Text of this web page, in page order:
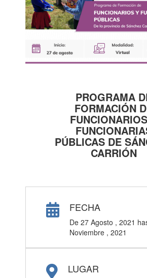
PROGRAMA
FORMACIÓN
PÚBLICAS DE
CARRIÓN
FECHA
De 27 Agosto , 2021
Noviembre , 2021
LUGAR